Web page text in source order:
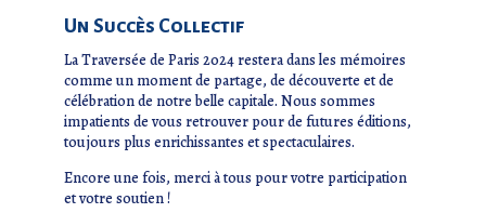
Un Succès Collectif
La Traversée de Paris 2024 restera dans les mémoires
comme un moment de partage, de découverte et de
célébration de notre belle capitale. Nous sommes
impatients de vous retrouver pour de futures éditions,
toujours plus enrichissantes et spectaculaires.
Encore une fois, merci à tous pour votre participation
et votre soutien !